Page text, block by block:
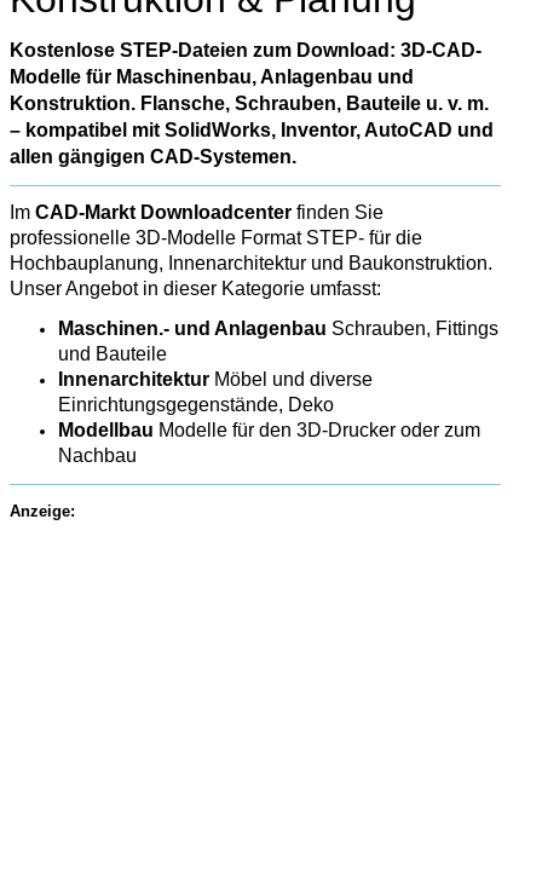
Kostenlose STEP-Dateien zum Download: 3D-CAD-
Modelle für Maschinenbau, Anlagenbau und
Konstruktion. Flansche, Schrauben, Bauteile u. v. m.
– kompatibel mit SolidWorks, Inventor, AutoCAD und
allen gängigen CAD-Systemen.
Im CAD-Markt Downloadcenter finden Sie
professionelle 3D-Modelle Format STEP- für die
Hochbauplanung, Innenarchitektur und Baukonstruktion.
Unser Angebot in dieser Kategorie umfasst:
Maschinen.- und Anlagenbau Schrauben, Fittings
und Bauteile
Innenarchitektur Möbel und diverse
Einrichtungsgegenstände, Deko
Modellbau Modelle für den 3D-Drucker oder zum
Nachbau
Anzeige: